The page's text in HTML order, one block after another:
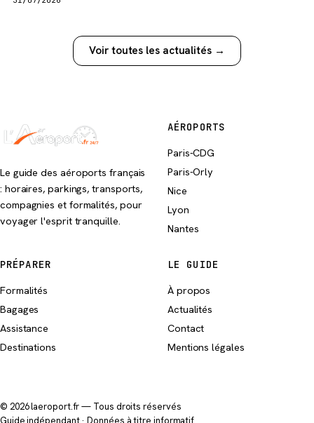
Voir toutes les actualités →
Le guide des aéroports français
: horaires, parkings, transports,
compagnies et formalités, pour
voyager l'esprit tranquille.
AÉROPORTS
Paris-CDG
Paris-Orly
Nice
Lyon
Nantes
PRÉPARER
Formalités
Bagages
Assistance
Destinations
LE GUIDE
À propos
Actualités
Contact
Mentions légales
© 2026 laeroport.fr — Tous droits réservés